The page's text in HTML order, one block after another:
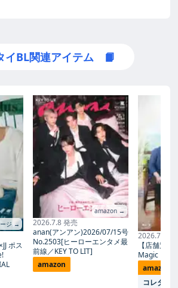
Khaotung、Joong、Dunk、
Force、Book、Jimmy、
Chimonが日本を訪れた。
BL関連アイテム 📙
ジ →
ポス
amazon →
2026.7.8 発売
anan(アンアン)2026/07/15号
No.2503[ヒーローエンタメ最
前線／KEY TO LIT]
amazon
2026.7.27
【店舗別
Magic
amazon
コレタメ